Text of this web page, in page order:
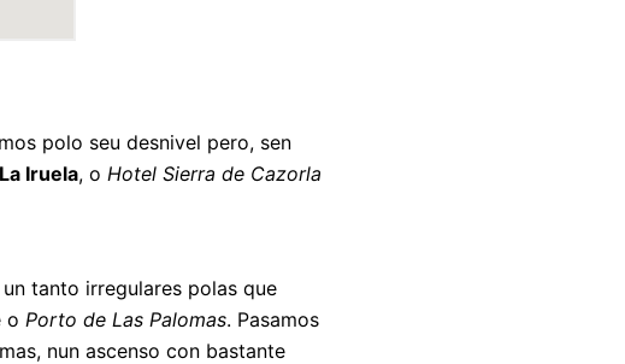
polo seu desnivel pero, sen
La Iruela, o Hotel Sierra de Cazorla
tanto irregulares polas que
o Porto de Las Palomas. Pasamos
nun ascenso con bastante